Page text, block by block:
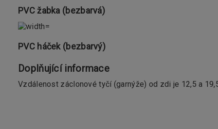
PVC žabka (bezbarvá)
PVC háček (bezbarvý)
Doplňující informace
Vzdálenost záclonové tyčí (garnýže) od zdi je 12,5 a